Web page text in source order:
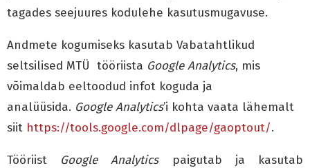
tagades seejuures kodulehe kasutusmugavuse.
Andmete kogumiseks kasutab Vabatahtlikud
seltsilised MTÜ tööriista Google Analytics, mis
võimaldab eeltoodud infot koguda ja
analüüsida. Google Analytics’i kohta vaata lähemalt
siit https://tools.google.com/dlpage/gaoptout/.
Tööriist Google Analyticspaigutab ja kasutab